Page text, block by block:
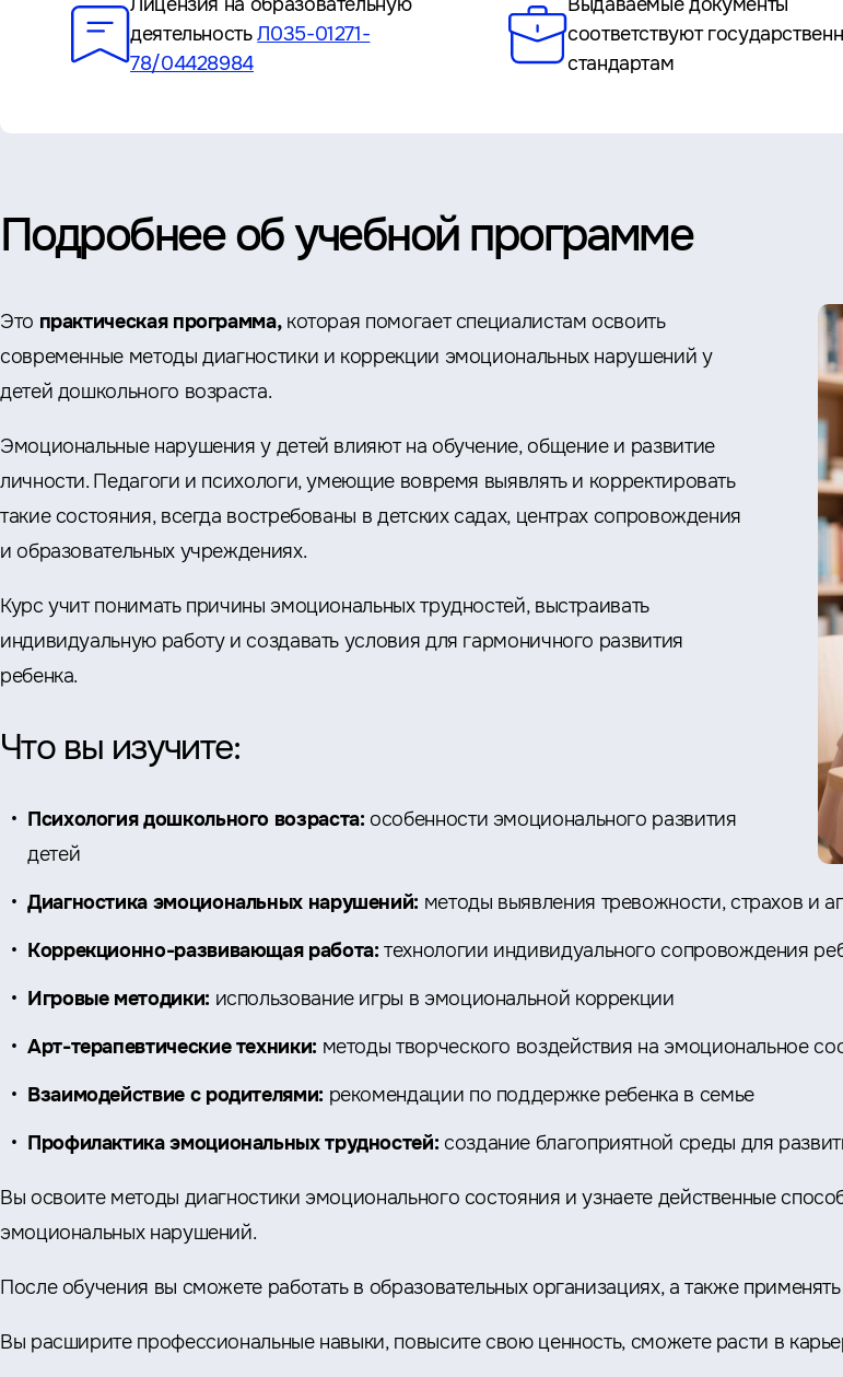
деятельностьЛ035-01271-
78/04428984
соответствуют
стандартам
Подробнее об учебной программе
Это практическая программа,которая помогает специалистам освоить
современные методы диагностики и коррекции эмоциональных нарушений у
детей дошкольного возраста.
Эмоциональные нарушения у детей влияют на обучение, общение и развитие
личности. Педагоги и психологи, умеющие вовремя выявлять и корректировать
такие состояния, всегда востребованы в детских садах, центрах сопровождения
и образовательных учреждениях.
Курс учит понимать причины эмоциональных трудностей, выстраивать
индивидуальную работу и создавать условия для гармоничного развития
ребенка.
Что вы изучите:
Психология дошкольного возраста: особенности эмоционального развития
детей
Диагностика эмоциональных нарушений: методы выявления тревожности, страхов и
Коррекционно-развивающая работа:технологии индивидуального сопровождения
Игровые методики: использование игры в эмоциональной коррекции
Арт-терапевтические техники: методы творческого воздействия на эмоциональное
Взаимодействие с родителями: рекомендации по поддержке ребенка в семье
Профилактика эмоциональных трудностей: создание благоприятной среды для
Вы освоите методы диагностики эмоционального состояния и узнаете действенные
эмоциональных нарушений.
После обучения вы сможете работать в образовательных организациях, а также
Вы расширите профессиональные навыки, повысите свою ценность, сможете расти в